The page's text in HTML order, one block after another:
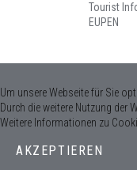
Tourist
EUPEN
Um unsere Webseite für Sie
Durch die weitere Nutzung der
Weitere Informationen zu
AKZEPTIEREN